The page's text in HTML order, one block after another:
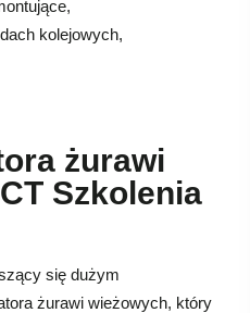
kolejowych,
żurawi
Szkolenia
się dużym
żurawi wieżowych, który